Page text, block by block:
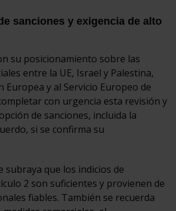
sanciones y exigencia de alto
su posicionamiento sobre las
entre la UE, Israel y Palestina,
Europea y al Servicio Europeo de
con urgencia esta revisión y
de sanciones, incluida la
si se confirma su
subraya que los indicios de
2 son suficientes y provienen de
fiables. También se recuerda